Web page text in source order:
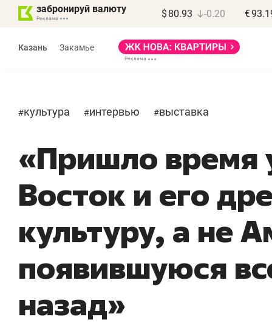
забронируй валюту $ 80.93 -0.20 €
Казань Закамье
#культура #интервью #выставка
«Пришло время
Восток и его
культуру, а не
появившуюся
назад»
Марат Арсланов
«КирпичХолдинг»
«Главная задача
правильный продукт»
Башкортостана входит в Татарстан
с ЖК «Иволга» в Зеленодольске
от